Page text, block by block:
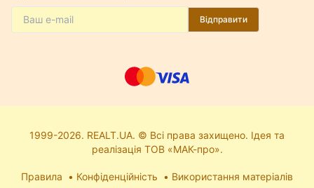
Відправити
1999-2026. REALT.UA. © Всі права захищено. Ідея та
реалізація ТОВ «МАК-про».
Правила Конфіденційність Використання матеріалів